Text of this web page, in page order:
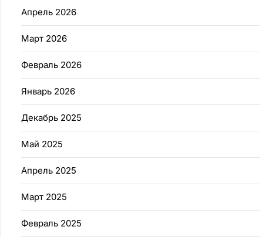
Апрель 2026
Март 2026
Февраль 2026
Январь 2026
Декабрь 2025
Май 2025
Апрель 2025
Март 2025
Февраль 2025